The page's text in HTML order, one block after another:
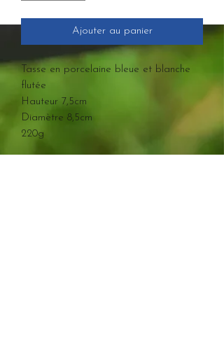
Ajouter au panier
Tasse en porcelaine bleue et blanche
flutée
Hauteur 7,5cm
Diamètre 8,5cm
220g